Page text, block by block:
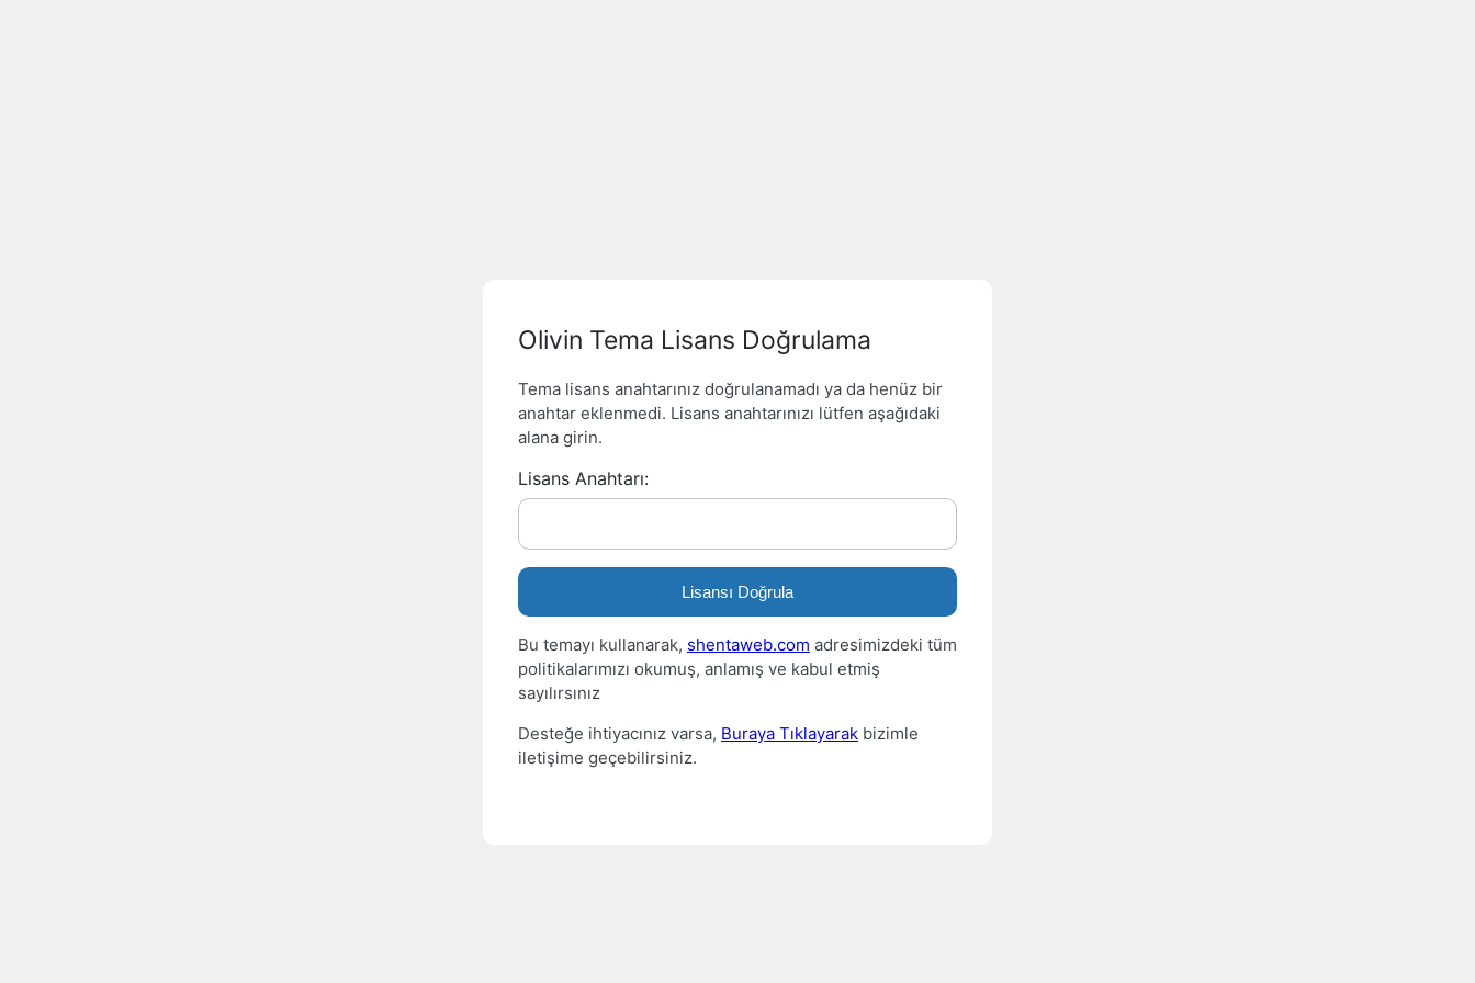
Olivin Tema Lisans Doğrulama
Tema lisans anahtarınız doğrulanamadı ya da henüz bir
anahtar eklenmedi. Lisans anahtarınızı lütfen aşağıdaki
alana girin.
Lisans Anahtarı:
Lisansı Doğrula
Bu temayı kullanarak, shentaweb.com adresimizdeki tüm
politikalarımızı okumuş, anlamış ve kabul etmiş
sayılırsınız
Desteğe ihtiyacınız varsa, Buraya Tıklayarak bizimle
iletişime geçebilirsiniz.